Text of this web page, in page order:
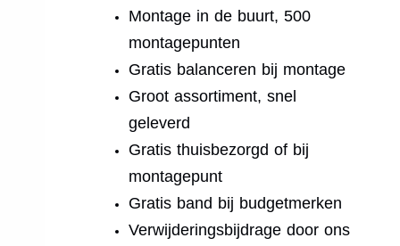
Montage in de buurt, 500
montagepunten
Gratis balanceren bij montage
Groot assortiment, snel
geleverd
Gratis thuisbezorgd of bij
montagepunt
Gratis band bij budgetmerken
Verwijderingsbijdrage door ons